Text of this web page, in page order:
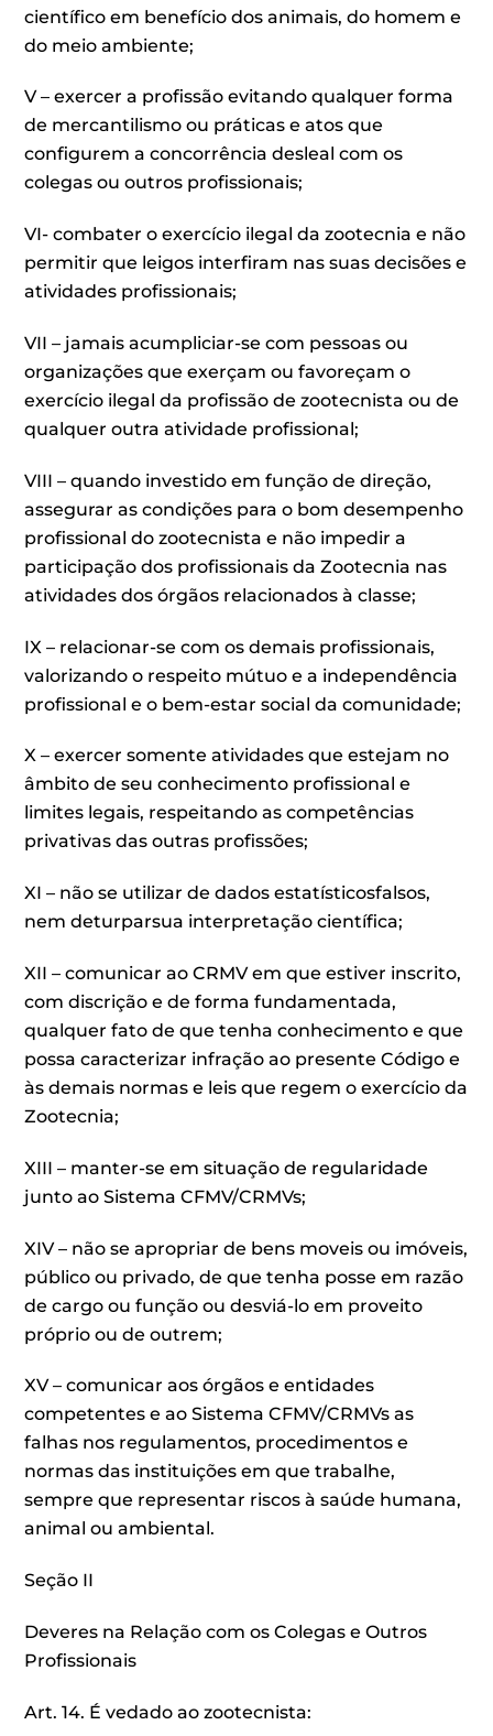
científico em benefício dos animais, do homem e
do meio ambiente;
V – exercer a profissão evitando qualquer forma
de mercantilismo ou práticas e atos que
configurem a concorrência desleal com os
colegas ou outros profissionais;
VI- combater o exercício ilegal da zootecnia e não
permitir que leigos interfiram nas suas decisões e
atividades profissionais;
VII – jamais acumpliciar-se com pessoas ou
organizações que exerçam ou favoreçam o
exercício ilegal da profissão de zootecnista ou de
qualquer outra atividade profissional;
VIII – quando investido em função de direção,
assegurar as condições para o bom desempenho
profissional do zootecnista e não impedir a
participação dos profissionais da Zootecnia nas
atividades dos órgãos relacionados à classe;
IX – relacionar-se com os demais profissionais,
valorizando o respeito mútuo e a independência
profissional e o bem-estar social da comunidade;
X – exercer somente atividades que estejam no
âmbito de seu conhecimento profissional e
limites legais, respeitando as competências
privativas das outras profissões;
XI – não se utilizar de dados estatísticosfalsos,
nem deturparsua interpretação científica;
XII – comunicar ao CRMV em que estiver inscrito,
com discrição e de forma fundamentada,
qualquer fato de que tenha conhecimento e que
possa caracterizar infração ao presente Código e
às demais normas e leis que regem o exercício da
Zootecnia;
XIII – manter-se em situação de regularidade
junto ao Sistema CFMV/CRMVs;
XIV – não se apropriar de bens moveis ou imóveis,
público ou privado, de que tenha posse em razão
de cargo ou função ou desviá-lo em proveito
próprio ou de outrem;
XV – comunicar aos órgãos e entidades
competentes e ao Sistema CFMV/CRMVs as
falhas nos regulamentos, procedimentos e
normas das instituições em que trabalhe,
sempre que representar riscos à saúde humana,
animal ou ambiental.
Seção II
Deveres na Relação com os Colegas e Outros
Profissionais
Art. 14. É vedado ao zootecnista: